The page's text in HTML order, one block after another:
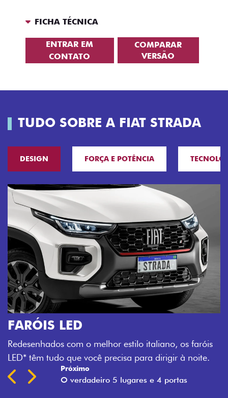
FICHA TÉCNICA
ENTRAR EM
CONTATO
COMPARAR
VERSÃO
TUDO SOBRE A FIAT STRADA
DESIGN FORÇA E POTÊNCIA